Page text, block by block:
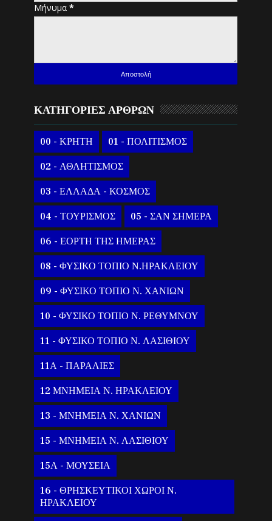
Μήνυμα*
ΚΑΤΗΓΟΡΙΕΣ ΑΡΘΡΩΝ
00 - ΚΡΗΤΗ 01 - ΠΟΛΙΤΙΣΜΟΣ
02 - ΑΘΛΗΤΙΣΜΟΣ
03 - ΕΛΛΑΔΑ - ΚΟΣΜΟΣ
04 - ΤΟΥΡΙΣΜΟΣ 05 - ΣΑΝ ΣΗΜΕΡΑ
06 - ΕΟΡΤΗ ΤΗΣ ΗΜΕΡΑΣ
08 - ΦΥΣΙΚΟ ΤΟΠΙΟ Ν.ΗΡΑΚΛΕΙΟΥ
09 - ΦΥΣΙΚΟ ΤΟΠΙΟ Ν. ΧΑΝΙΩΝ
10 - ΦΥΣΙΚΟ ΤΟΠΙΟ Ν. ΡΕΘΥΜΝΟΥ
11 - ΦΥΣΙΚΟ ΤΟΠΙΟ Ν. ΛΑΣΙΘΙΟΥ
11Α - ΠΑΡΑΛΙΕΣ
12 ΜΝΗΜΕΙΑ Ν. ΗΡΑΚΛΕΙΟΥ
13 - ΜΝΗΜΕΙΑ Ν. ΧΑΝΙΩΝ
15 - ΜΝΗΜΕΙΑ Ν. ΛΑΣΙΘΙΟΥ
15Α - ΜΟΥΣΕΙΑ
16 - ΘΡΗΣΚΕΥΤΙΚΟΙ ΧΩΡΟΙ Ν.
ΗΡΑΚΛΕΙΟΥ